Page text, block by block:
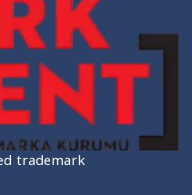
trademark